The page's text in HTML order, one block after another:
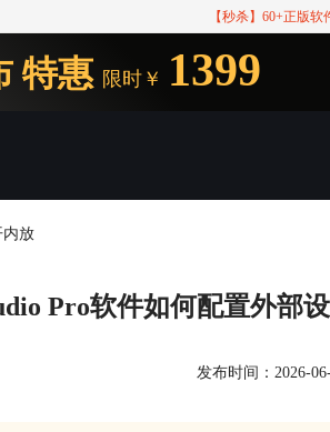
【秒杀】60+正版
特惠 限时￥ 1399
内放
Pro软件如何配置外部
发布时间：2026-